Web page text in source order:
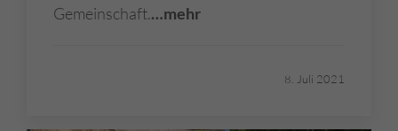
Gemeinschaft.…mehr
8. Juli 2021